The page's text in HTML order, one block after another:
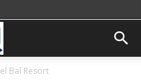
Bal Resort